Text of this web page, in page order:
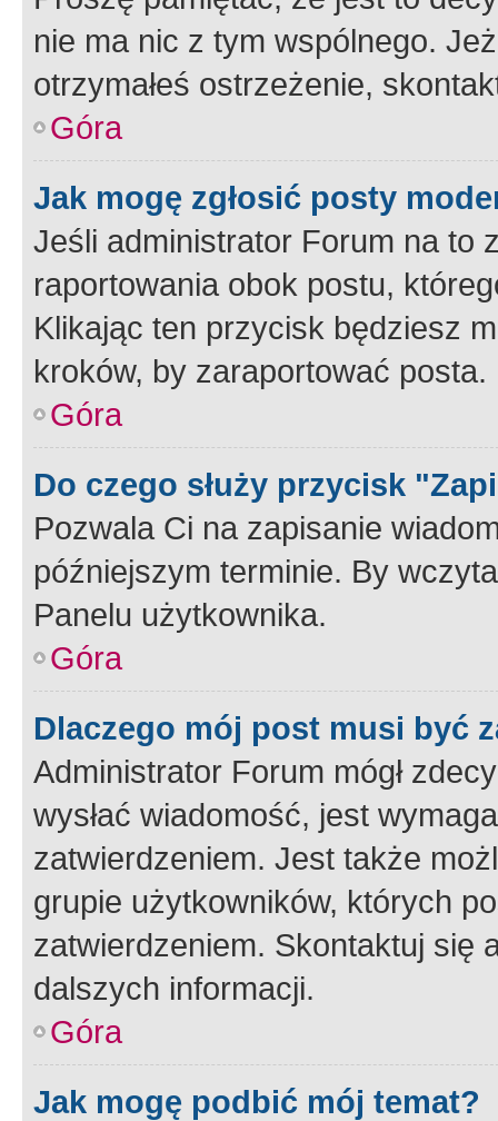
nie ma nic z tym wspólnego.
otrzymałeś ostrzeżenie,
Góra
Jak mogę zgłosić posty
Jeśli administrator Forum na to
raportowania obok postu,
Klikając ten przycisk będziesz
kroków, by zaraportować posta.
Góra
Do czego służy przycisk
Pozwala Ci na zapisanie
późniejszym terminie. By
Panelu użytkownika.
Góra
Dlaczego mój post musi być
Administrator Forum mógł
wysłać wiadomość, jest
zatwierdzeniem. Jest także
grupie użytkowników, których
zatwierdzeniem. Skontaktuj się
dalszych informacji.
Góra
Jak mogę podbić mój temat?